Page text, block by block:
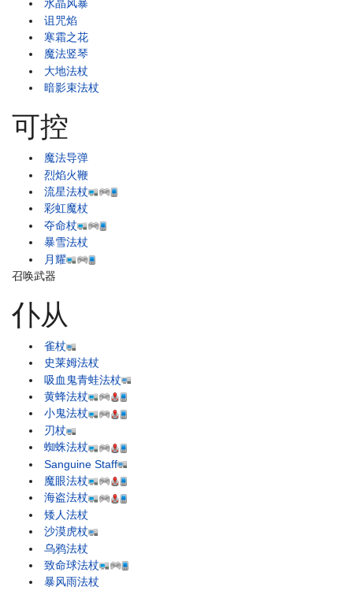
水晶风暴
诅咒焰
寒霜之花
魔法竖琴
大地法杖
暗影束法杖
可控
魔法导弹
烈焰火鞭
流星法杖
彩虹魔杖
夺命杖
暴雪法杖
月耀
召唤武器
仆从
雀杖
史莱姆法杖
吸血鬼青蛙法杖
黄蜂法杖
小鬼法杖
刃杖
蜘蛛法杖
Sanguine Staff
魔眼法杖
海盗法杖
矮人法杖
沙漠虎杖
乌鸦法杖
致命球法杖
暴风雨法杖